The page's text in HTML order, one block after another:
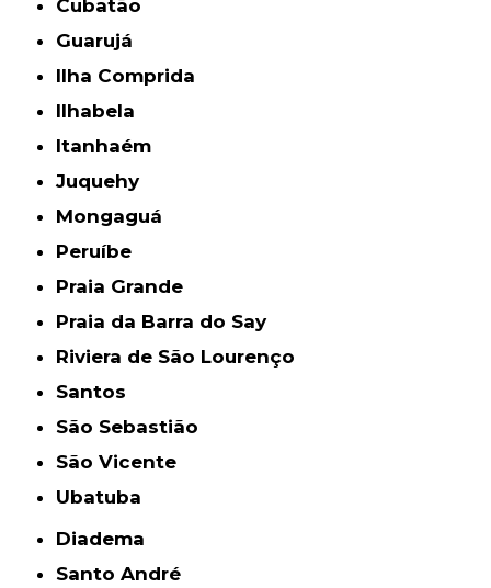
Cubatão
Guarujá
Ilha Comprida
Ilhabela
Itanhaém
Juquehy
Mongaguá
Peruíbe
Praia Grande
Praia da Barra do Say
Riviera de São Lourenço
Santos
São Sebastião
São Vicente
Ubatuba
Diadema
Santo André